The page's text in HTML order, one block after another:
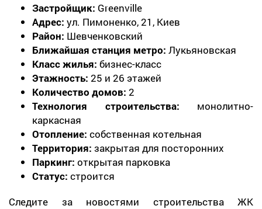
Застройщик: Greenville
Адрес: ул. Пимоненко, 21, Киев
Район: Шевченковский
Ближайшая станция метро: Лукьяновская
Класс жилья: бизнес-класс
Этажность: 25 и 26 этажей
Количество домов: 2
Технология строительства: монолитно-
каркасная
Отопление: собственная котельная
Территория: закрытая для посторонних
Паркинг: открытая парковка
Статус: строится
Следите за новостями строительства ЖК